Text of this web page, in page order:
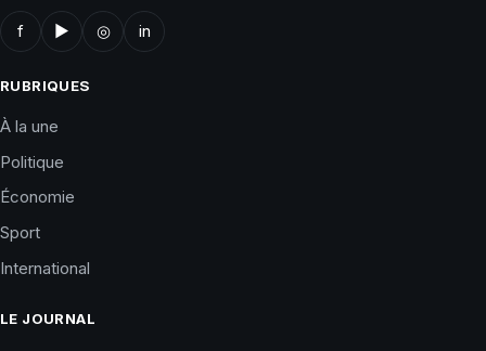
f ▶ ◎ in
RUBRIQUES
À la une
Politique
Économie
Sport
International
LE JOURNAL